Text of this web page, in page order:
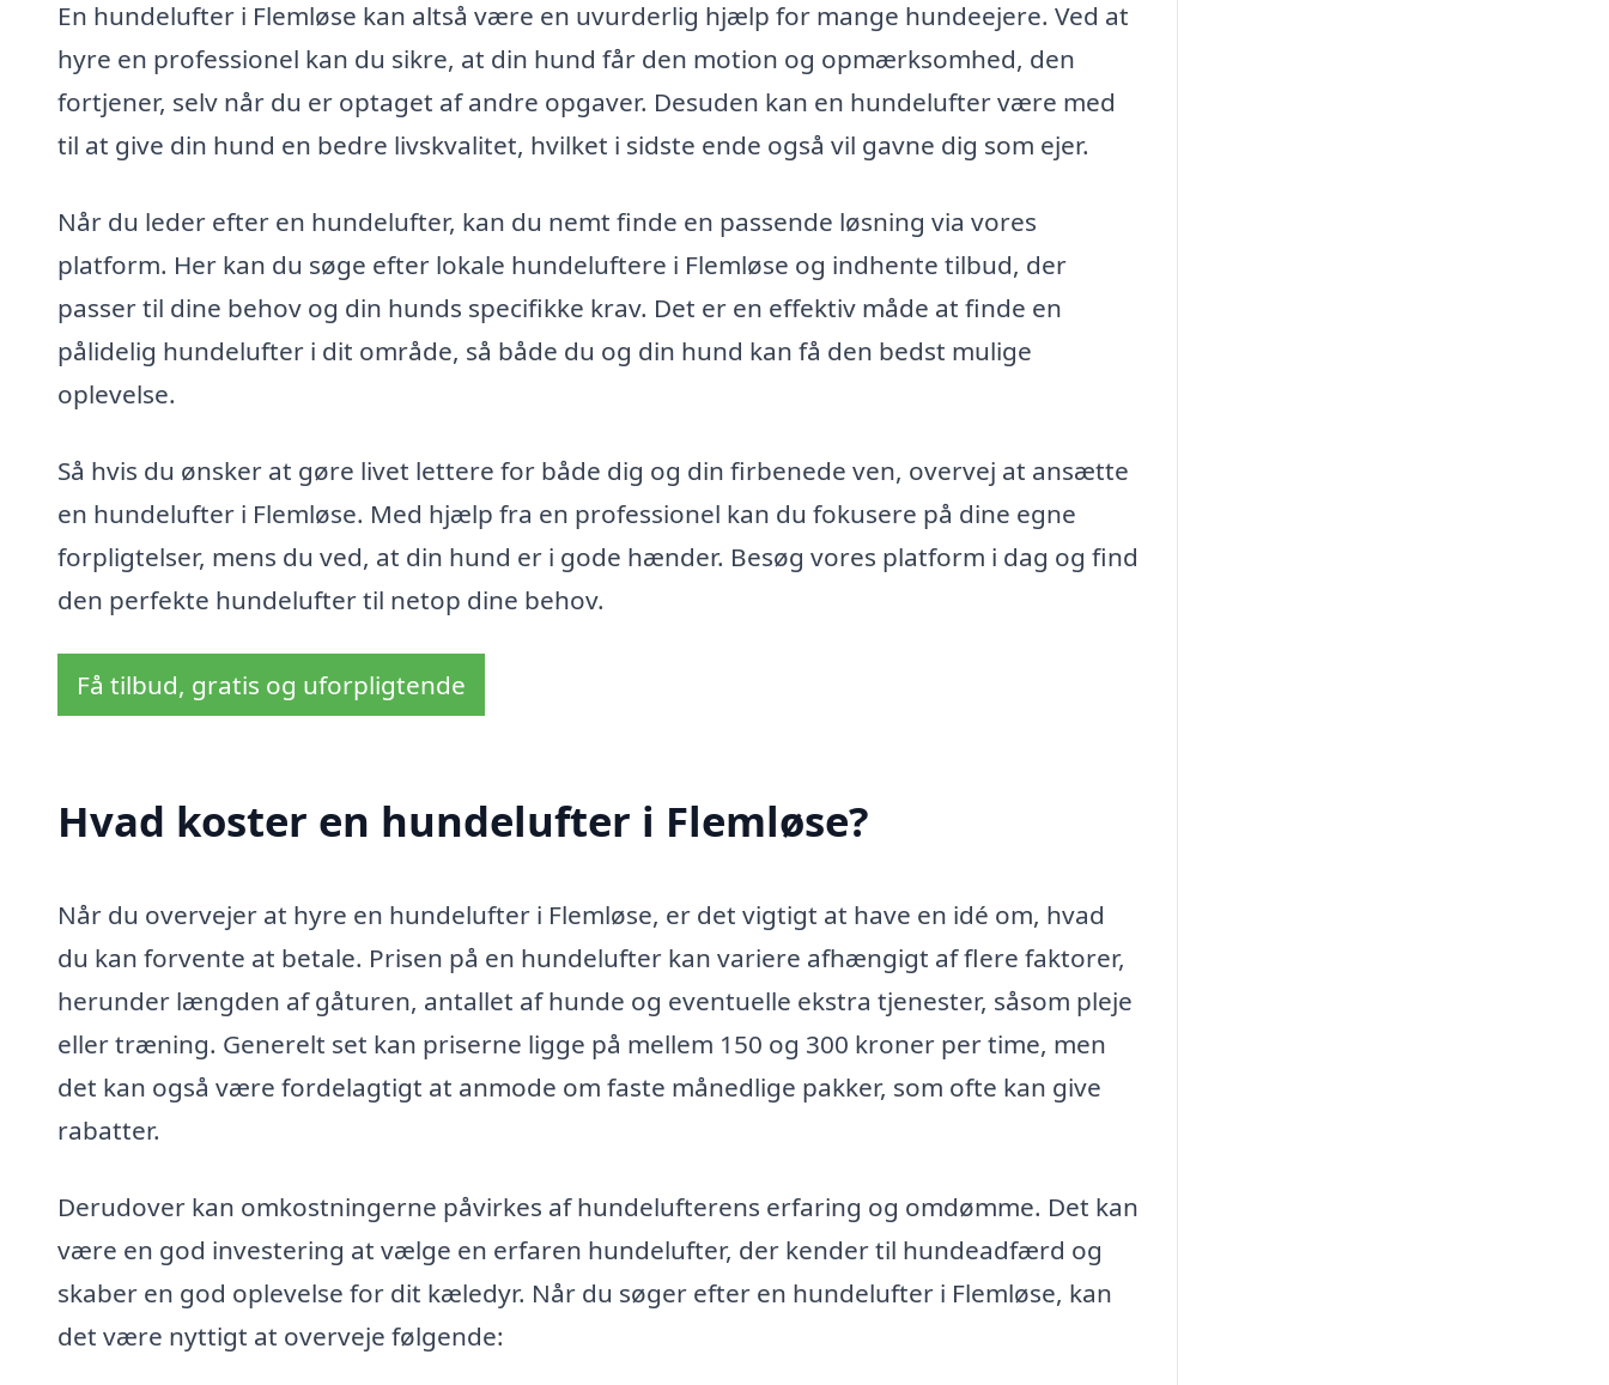
En hundelufter i Flemløse kan altså være en uvurderlig hjælp for mange hundeejere. Ved at
hyre en professionel kan du sikre, at din hund får den motion og opmærksomhed, den
fortjener, selv når du er optaget af andre opgaver. Desuden kan en hundelufter være med
til at give din hund en bedre livskvalitet, hvilket i sidste ende også vil gavne dig som ejer.
Når du leder efter en hundelufter, kan du nemt finde en passende løsning via vores
platform. Her kan du søge efter lokale hundeluftere i Flemløse og indhente tilbud, der
passer til dine behov og din hunds specifikke krav. Det er en effektiv måde at finde en
pålidelig hundelufter i dit område, så både du og din hund kan få den bedst mulige
oplevelse.
Så hvis du ønsker at gøre livet lettere for både dig og din firbenede ven, overvej at ansætte
en hundelufter i Flemløse. Med hjælp fra en professionel kan du fokusere på dine egne
forpligtelser, mens du ved, at din hund er i gode hænder. Besøg vores platform i dag og find
den perfekte hundelufter til netop dine behov.
Få tilbud, gratis og uforpligtende
Hvad koster en hundelufter i Flemløse?
Når du overvejer at hyre en hundelufter i Flemløse, er det vigtigt at have en idé om, hvad
du kan forvente at betale. Prisen på en hundelufter kan variere afhængigt af flere faktorer,
herunder længden af gåturen, antallet af hunde og eventuelle ekstra tjenester, såsom pleje
eller træning. Generelt set kan priserne ligge på mellem 150 og 300 kroner per time, men
det kan også være fordelagtigt at anmode om faste månedlige pakker, som ofte kan give
rabatter.
Derudover kan omkostningerne påvirkes af hundelufterens erfaring og omdømme. Det kan
være en god investering at vælge en erfaren hundelufter, der kender til hundeadfærd og
skaber en god oplevelse for dit kæledyr. Når du søger efter en hundelufter i Flemløse, kan
det være nyttigt at overveje følgende: